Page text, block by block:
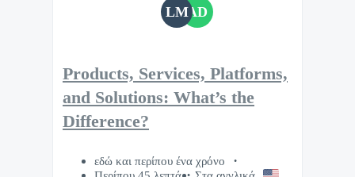
LMAD
Products, Services, Platforms,
and Solutions: What’s the
Difference?
εδώ και περίπου ένα χρόνο